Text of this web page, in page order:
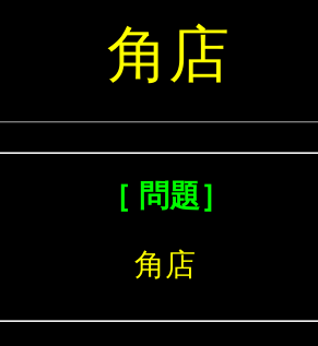
角店
［ 問題］
角店